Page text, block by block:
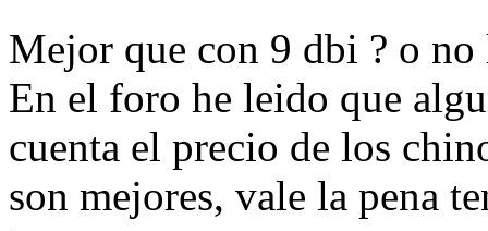
Mejor que con 9 dbi ? o
En el foro he leido que
cuenta el precio de los
son mejores, vale la pena